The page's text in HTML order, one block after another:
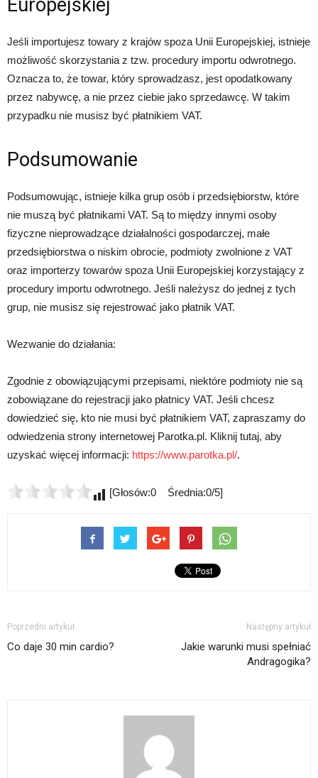
Europejskiej
Jeśli importujesz towary z krajów spoza Unii Europejskiej, istnieje
możliwość skorzystania z tzw. procedury importu odwrotnego.
Oznacza to, że towar, który sprowadzasz, jest opodatkowany
przez nabywcę, a nie przez ciebie jako sprzedawcę. W takim
przypadku nie musisz być płatnikiem VAT.
Podsumowanie
Podsumowując, istnieje kilka grup osób i przedsiębiorstw, które
nie muszą być płatnikami VAT. Są to między innymi osoby
fizyczne nieprowadzące działalności gospodarczej, małe
przedsiębiorstwa o niskim obrocie, podmioty zwolnione z VAT
oraz importerzy towarów spoza Unii Europejskiej korzystający z
procedury importu odwrotnego. Jeśli należysz do jednej z tych
grup, nie musisz się rejestrować jako płatnik VAT.
Wezwanie do działania:
Zgodnie z obowiązującymi przepisami, niektóre podmioty nie są
zobowiązane do rejestracji jako płatnicy VAT. Jeśli chcesz
dowiedzieć się, kto nie musi być płatnikiem VAT, zapraszamy do
odwiedzenia strony internetowej Parotka.pl. Kliknij tutaj, aby
uzyskać więcej informacji: https://www.parotka.pl/.
[Głosów:0 Średnia:0/5]
Poprzedni artykuł
Co daje 30 min cardio?
Następny artykuł
Jakie warunki musi spełniać
Andragogika?